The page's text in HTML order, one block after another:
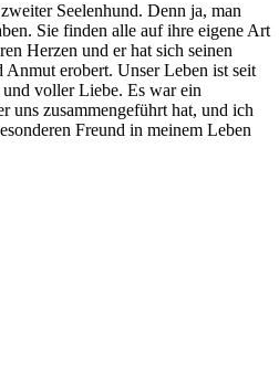
Seelenhund. Denn ja, man
Sie finden alle auf ihre eigene Art
Herzen und er hat sich seinen
erobert. Unser Leben ist seit
voller Liebe. Es war ein
uns zusammengeführt hat, und ich
Freund in meinem Leben